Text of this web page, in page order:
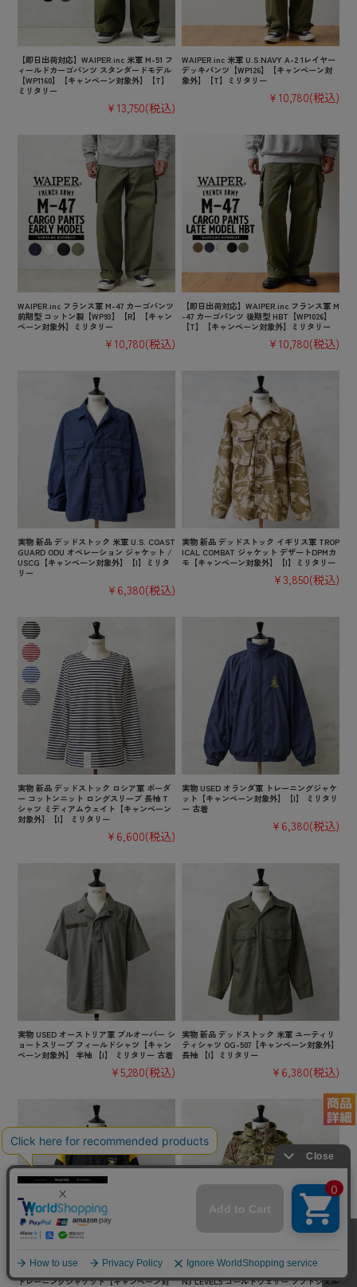
【即日出荷対応】WAIPER.inc 米軍 M-51 フ
ィールドカーゴパンツ スタンダードモデル
【WP1160】【キャンペーン対象外】【T】
ミリタリー
¥13,750(税込)
WAIPER.inc 米軍 U.S.NAVY A-2 1レイヤー
デッキパンツ【WP126】【キャンペーン対
象外】【T】ミリタリー
¥10,780(税込)
WAIPER.inc フランス軍 M-47 カーゴパンツ
前期型 コットン製【WP93】【R】【キャン
ペーン対象外】ミリタリー
¥10,780(税込)
【即日出荷対応】WAIPER.inc フランス軍 M
-47 カーゴパンツ 後期型 HBT【WP1026】
【T】【キャンペーン対象外】ミリタリー
¥10,780(税込)
実物 新品 デッドストック 米軍 U.S. COAST
GUARD ODU オペレーション ジャケット /
USCG【キャンペーン対象外】【I】ミリタ
リー
¥6,380(税込)
実物 新品 デッドストック イギリス軍 TROP
ICAL COMBAT ジャケット デザートDPMカ
モ【キャンペーン対象外】【I】ミリタリー
¥3,850(税込)
実物 新品 デッドストック ロシア軍 ボーダ
ー コットンニット ロングスリーブ 長袖 T
シャツ ミディアムウェイト【キャンペーン
対象外】【I】 ミリタリー
¥6,600(税込)
実物 USED オランダ軍 トレーニングジャケ
ット【キャンペーン対象外】【I】 ミリタリ
ー 古着
¥6,380(税込)
実物 USED オーストリア軍 プルオーバー シ
ョートスリーブ フィールドシャツ【キャン
ペーン対象外】 半袖 【I】 ミリタリー 古着
¥5,280(税込)
実物 新品 デッドストック 米軍 ユーティリ
ティシャツ OG-507【キャンペーン対象外】
長袖 【I】ミリタリー
¥6,380(税込)
実物 USED 米軍 U.S.ARMY BLACK APFU
トレーニングジャケット【キャンペーン対
実物 新品 デッドストック 米軍 ECWCS GE
N3 LEVEL5 コールドウェザー ソフトシェル